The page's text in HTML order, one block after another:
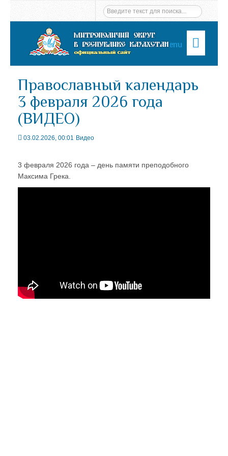
Menu
Православный календарь
3 февраля 2026 года
(ВИДЕО)
03.02.2026, 00:01 Видео
3 февраля 2026 года – день памяти преподобного
Максима Грека.